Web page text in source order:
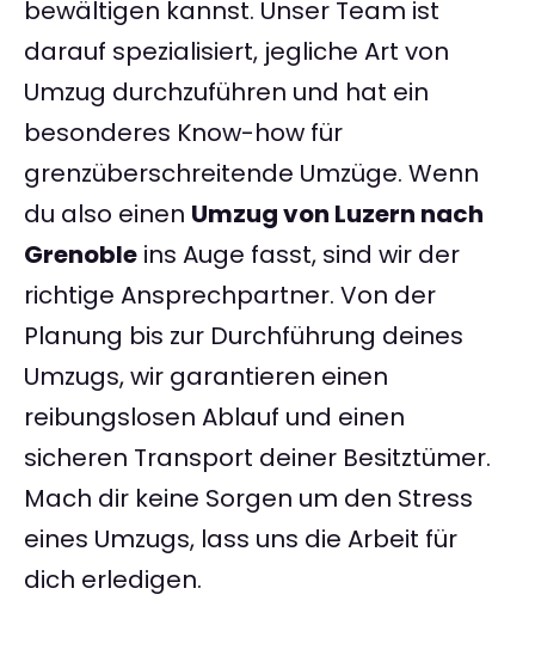
bewältigen kannst. Unser Team ist
darauf spezialisiert, jegliche Art von
Umzug durchzuführen und hat ein
besonderes Know-how für
grenzüberschreitende Umzüge. Wenn
du also einen Umzug von Luzern nach
Grenoble ins Auge fasst, sind wir der
richtige Ansprechpartner. Von der
Planung bis zur Durchführung deines
Umzugs, wir garantieren einen
reibungslosen Ablauf und einen
sicheren Transport deiner Besitztümer.
Mach dir keine Sorgen um den Stress
eines Umzugs, lass uns die Arbeit für
dich erledigen.